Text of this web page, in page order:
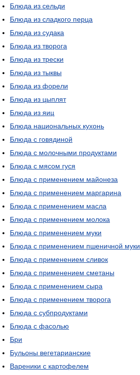
Блюда из сельди
Блюда из сладкого перца
Блюда из судака
Блюда из творога
Блюда из трески
Блюда из тыквы
Блюда из форели
Блюда из цыплят
Блюда из яиц
Блюда национальных кухонь
Блюда с говядиной
Блюда с молочными продуктами
Блюда с мясом гуся
Блюда с применением майонеза
Блюда с применением маргарина
Блюда с применением масла
Блюда с применением молока
Блюда с применением муки
Блюда с применением пшеничной муки
Блюда с применением сливок
Блюда с применением сметаны
Блюда с применением сыра
Блюда с применением творога
Блюда с субпродуктами
Блюда с фасолью
Бри
Бульоны вегетарианские
Вареники с картофелем